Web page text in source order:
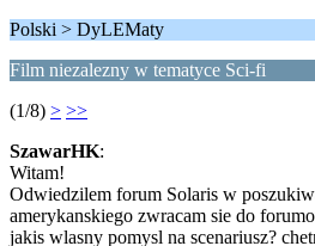
Polski > DyLEMaty
Film niezalezny w tematyce Sci-fi
(1/8) > >>
SzawarHK:
Witam!
Odwiedzilem forum Solaris w
amerykanskiego zwracam sie do
jakis wlasny pomysl na scenariusz?